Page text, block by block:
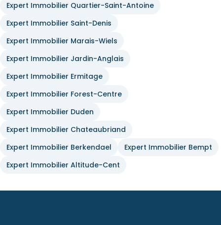
Expert Immobilier Quartier-Saint-Antoine
Expert Immobilier Saint-Denis
Expert Immobilier Marais-Wiels
Expert Immobilier Jardin-Anglais
Expert Immobilier Ermitage
Expert Immobilier Forest-Centre
Expert Immobilier Duden
Expert Immobilier Chateaubriand
Expert Immobilier Berkendael
Expert Immobilier Bempt
Expert Immobilier Altitude-Cent